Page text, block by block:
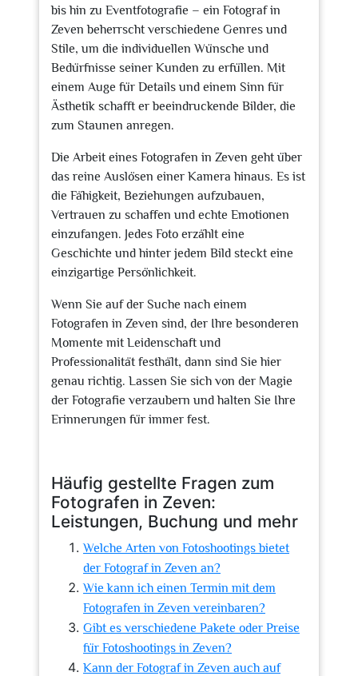
bis hin zu Eventfotografie – ein Fotograf in
Zeven beherrscht verschiedene Genres und
Stile, um die individuellen Wünsche und
Bedürfnisse seiner Kunden zu erfüllen. Mit
einem Auge für Details und einem Sinn für
Ästhetik schafft er beeindruckende Bilder, die
zum Staunen anregen.
Die Arbeit eines Fotografen in Zeven geht über
das reine Auslösen einer Kamera hinaus. Es ist
die Fähigkeit, Beziehungen aufzubauen,
Vertrauen zu schaffen und echte Emotionen
einzufangen. Jedes Foto erzählt eine
Geschichte und hinter jedem Bild steckt eine
einzigartige Persönlichkeit.
Wenn Sie auf der Suche nach einem
Fotografen in Zeven sind, der Ihre besonderen
Momente mit Leidenschaft und
Professionalität festhält, dann sind Sie hier
genau richtig. Lassen Sie sich von der Magie
der Fotografie verzaubern und halten Sie Ihre
Erinnerungen für immer fest.
Häufig gestellte Fragen zum
Fotografen in Zeven:
Leistungen, Buchung und mehr
Welche Arten von Fotoshootings bietet
der Fotograf in Zeven an?
Wie kann ich einen Termin mit dem
Fotografen in Zeven vereinbaren?
Gibt es verschiedene Pakete oder Preise
für Fotoshootings in Zeven?
Kann der Fotograf in Zeven auch auf